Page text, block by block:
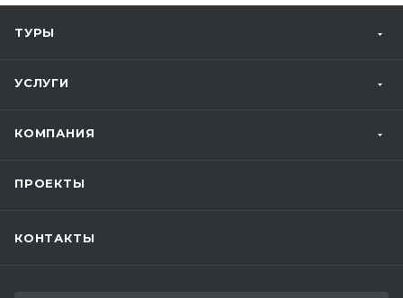
ТУРЫ
УСЛУГИ
КОМПАНИЯ
ПРОЕКТЫ
КОНТАКТЫ